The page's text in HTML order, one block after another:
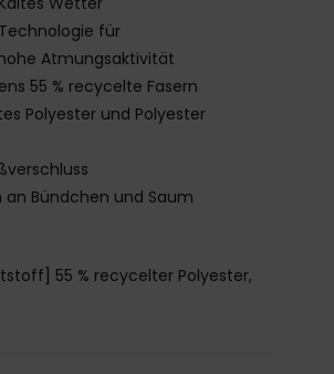
für
Atmungsaktivität
55 % recycelte Fasern
Polyester und Polyester
Bündchen und Saum
55 % recycelter Polyester,